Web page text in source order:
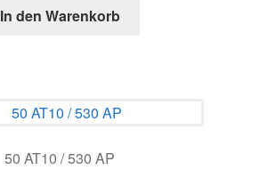
war:
ist:
In den Warenkorb
50 AT10 / 530 AP